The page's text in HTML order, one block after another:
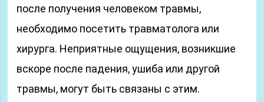
после получения человеком травмы,
необходимо посетить травматолога или
хирурга. Неприятные ощущения, возникшие
вскоре после падения, ушиба или другой
травмы, могут быть связаны с этим.